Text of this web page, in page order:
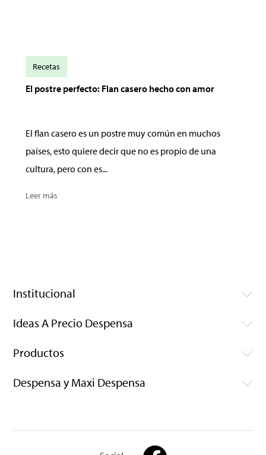
El postre perfecto: Flan casero hecho con amor
El flan casero es un postre muy común en muchos
países, esto quiere decir que no es propio de una
cultura, pero con es...
Leer más
Recetas
Institucional
Ideas A Precio Despensa
Productos
Despensa y Maxi Despensa